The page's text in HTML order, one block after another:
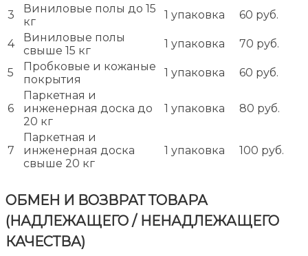
3
Виниловые полы до 15
кг
1 упаковка 60 руб.
4
Виниловые полы
свыше 15 кг
1 упаковка 70 руб.
5
Пробковые и кожаные
покрытия
1 упаковка 60 руб.
6
Паркетная и
инженерная доска до
20 кг
1 упаковка 80 руб.
7
Паркетная и
инженерная доска
свыше 20 кг
1 упаковка 100 руб.
ОБМЕН И ВОЗВРАТ ТОВАРА
(НАДЛЕЖАЩЕГО / НЕНАДЛЕЖАЩЕГО
КАЧЕСТВА)